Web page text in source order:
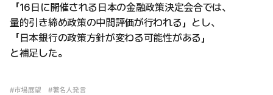
「16日に開催される日本の金融政策決定会合では、
量的引き締め政策の中間評価が行われる」とし、
「日本銀行の政策方針が変わる可能性がある」
と補足した。
#市場展望 #著名人発言